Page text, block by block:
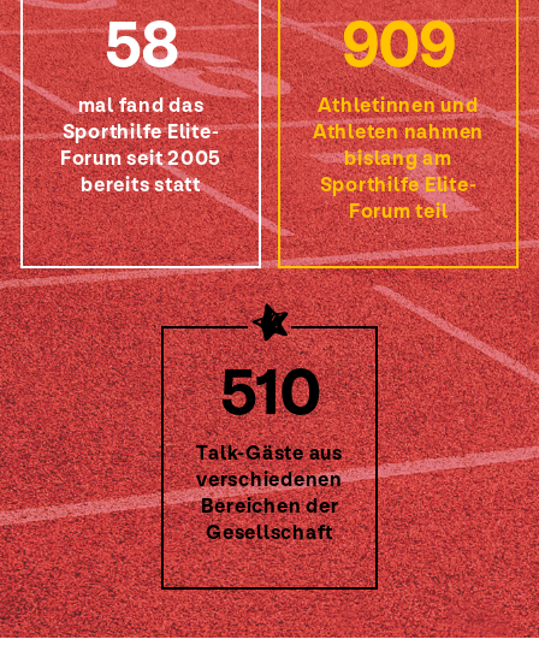
58
mal fand das
Sporthilfe Elite-
Forum seit 2005
bereits statt
909
Athletinnen und
Athleten nahmen
bislang am
Sporthilfe Elite-
Forum teil
510
Talk-Gäste aus
verschiedenen
Bereichen der
Gesellschaft